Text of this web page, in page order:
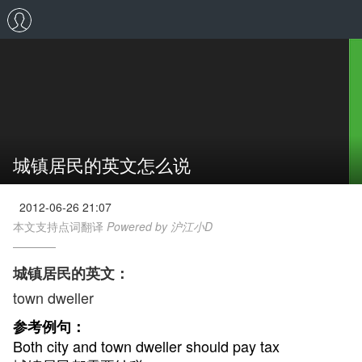
城镇居民的英文怎么说
2012-06-26 21:07
本文支持点词翻译 Powered by 沪江小D
城镇居民的英文：
town dweller
参考例句：
Both city and town dweller should pay tax